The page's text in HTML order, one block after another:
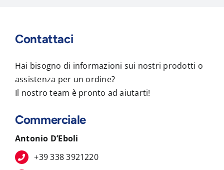
Contattaci
Hai bisogno di informazioni sui nostri prodotti o
assistenza per un ordine?
Il nostro team è pronto ad aiutarti!
Commerciale
Antonio D’Eboli
+39 338 3921220